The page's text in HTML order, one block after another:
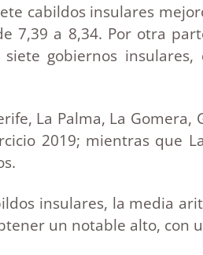
cabildos insulares
7,39 a 8,34. Por otra
gobiernos
La Palma, La
2019; mientras que
insulares, la media
un notable alto, con